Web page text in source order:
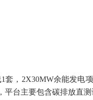
套，2X30MW余能发电
台主要包含碳排放直测